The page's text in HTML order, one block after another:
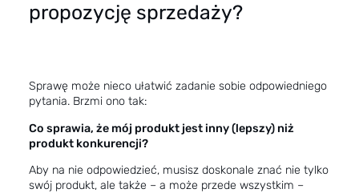
propozycję sprzedaży?
Sprawę może nieco ułatwić zadanie sobie odpowiedniego
pytania. Brzmi ono tak:
Co sprawia, że mój produkt jest inny (lepszy) niż
produkt konkurencji?
Aby na nie odpowiedzieć, musisz doskonale znać nie tylko
swój produkt, ale także – a może przede wszystkim –